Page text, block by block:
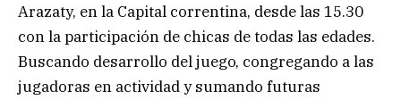
Arazaty, en la Capital correntina, desde las 15.30
con la participación de chicas de todas las edades.
Buscando desarrollo del juego, congregando a las
jugadoras en actividad y sumando futuras